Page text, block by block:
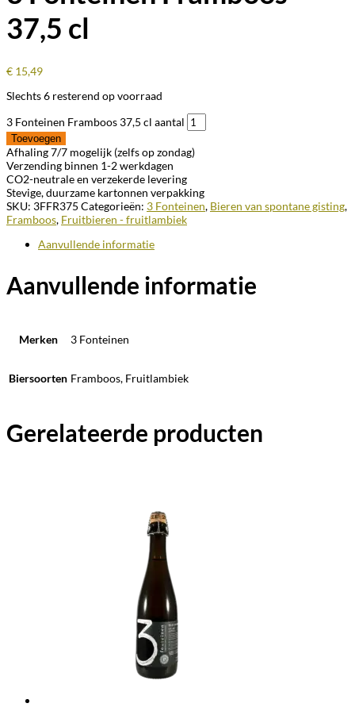
37,5 cl
€ 15,49
Slechts 6 resterend op voorraad
3 Fonteinen Framboos 37,5 cl aantal
Toevoegen
Afhaling 7/7 mogelijk (zelfs op zondag)
Verzending binnen 1-2 werkdagen
CO2-neutrale en verzekerde levering
Stevige, duurzame kartonnen verpakking
SKU: 3FFR375 Categorieën: 3 Fonteinen, Bieren van spontane gisting,
Framboos, Fruitbieren - fruitlambiek
Aanvullende informatie
Aanvullende informatie
Merken 3 Fonteinen
Biersoorten Framboos, Fruitlambiek
Gerelateerde producten